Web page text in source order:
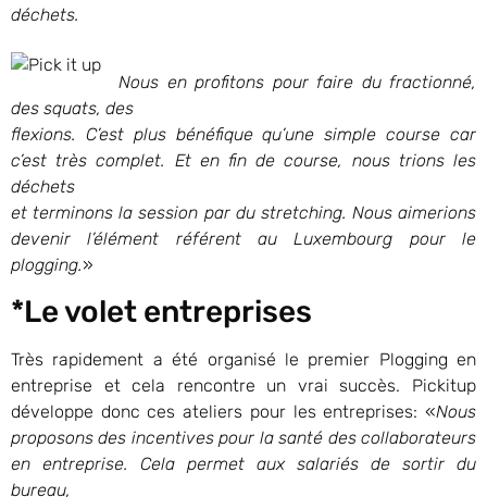
déchets.
Nous en profitons pour faire du fractionné,
des squats, des
flexions. C’est plus bénéfique qu’une simple course car
c’est très complet. Et en fin de course, nous trions les
déchets
et terminons la session par du stretching. Nous aimerions
devenir l’élément référent au Luxembourg pour le
plogging.»
*Le volet entreprises
Très rapidement a été organisé le premier Plogging en
entreprise et cela rencontre un vrai succès. Pickitup
développe donc ces ateliers pour les entreprises: «Nous
proposons des incentives pour la santé des collaborateurs
en entreprise. Cela permet aux salariés de sortir du
bureau,